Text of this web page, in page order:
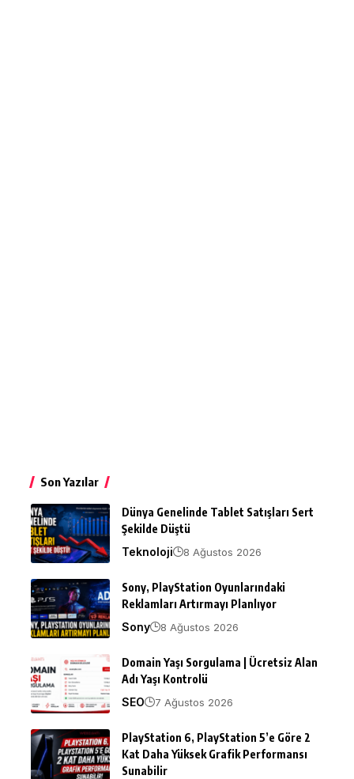
Son Yazılar
Dünya Genelinde Tablet Satışları Sert
Şekilde Düştü
Teknoloji
8 Ağustos 2026
Sony, PlayStation Oyunlarındaki
Reklamları Artırmayı Planlıyor
Sony
8 Ağustos 2026
Domain Yaşı Sorgulama | Ücretsiz Alan
Adı Yaşı Kontrolü
SEO
7 Ağustos 2026
PlayStation 6, PlayStation 5’e Göre 2
Kat Daha Yüksek Grafik Performansı
Sunabilir